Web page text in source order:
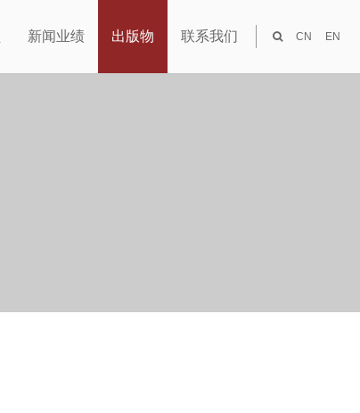
新闻业绩 出版物 联系我们 CN EN